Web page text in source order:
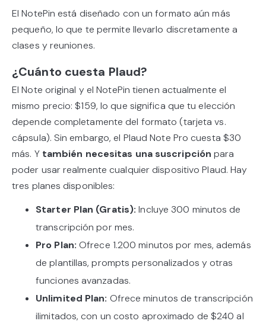
El NotePin está diseñado con un formato aún más
pequeño, lo que te permite llevarlo discretamente a
clases y reuniones.
¿Cuánto cuesta Plaud?
El Note original y el NotePin tienen actualmente el
mismo precio: $159, lo que significa que tu elección
depende completamente del formato (tarjeta vs.
cápsula). Sin embargo, el Plaud Note Pro cuesta $30
más. Y también necesitas una suscripción para
poder usar realmente cualquier dispositivo Plaud. Hay
tres planes disponibles:
Starter Plan (Gratis): Incluye 300 minutos de
transcripción por mes.
Pro Plan: Ofrece 1.200 minutos por mes, además
de plantillas, prompts personalizados y otras
funciones avanzadas.
Unlimited Plan: Ofrece minutos de transcripción
ilimitados, con un costo aproximado de $240 al